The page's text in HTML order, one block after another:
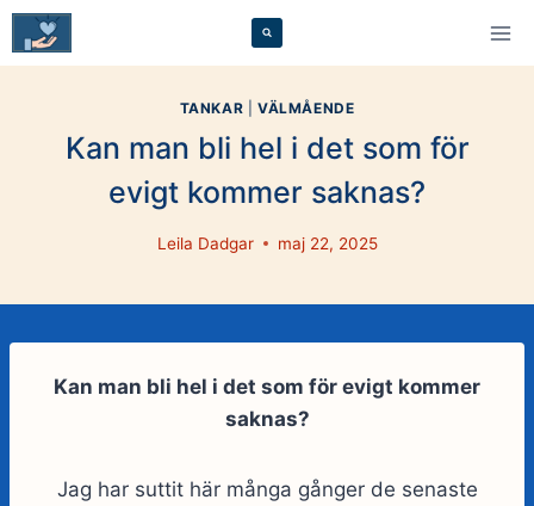
Skip
to
TANKAR VÄLMÅENDE
Kan man bli hel i det som för
evigt kommer saknas?
Leila Dadgar maj 22, 2025
Kan man bli hel i det som för evigt kommer
saknas?
Jag har suttit här många gånger de senaste